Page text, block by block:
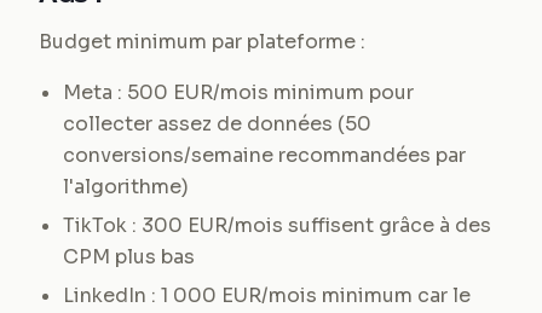
Budget minimum par plateforme :
Meta : 500 EUR/mois minimum pour
collecter assez de données (50
conversions/semaine recommandées par
l'algorithme)
TikTok : 300 EUR/mois suffisent grâce à des
CPM plus bas
LinkedIn : 1 000 EUR/mois minimum car le